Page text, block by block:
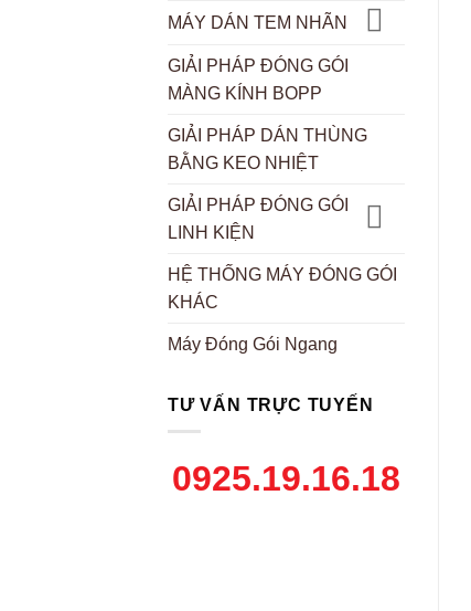
MÁY DÁN TEM NHÃN
GIẢI PHÁP ĐÓNG GÓI
MÀNG KÍNH BOPP
GIẢI PHÁP DÁN THÙNG
BẰNG KEO NHIỆT
GIẢI PHÁP ĐÓNG GÓI
LINH KIỆN
HỆ THỐNG MÁY ĐÓNG GÓI
KHÁC
Máy Đóng Gói Ngang
TƯ VẤN TRỰC TUYẾN
0925.19.16.18